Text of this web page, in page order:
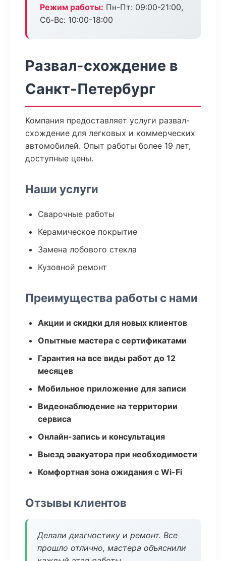
Режим работы: Пн-Пт: 09:00-21:00,
Сб-Вс: 10:00-18:00
Развал-схождение в
Санкт-Петербург
Компания предоставляет услуги развал-
схождение для легковых и коммерческих
автомобилей. Опыт работы более 19 лет,
доступные цены.
Наши услуги
Сварочные работы
Керамическое покрытие
Замена лобового стекла
Кузовной ремонт
Преимущества работы с нами
Акции и скидки для новых клиентов
Опытные мастера с сертификатами
Гарантия на все виды работ до 12
месяцев
Мобильное приложение для записи
Видеонаблюдение на территории
сервиса
Онлайн-запись и консультация
Выезд эвакуатора при необходимости
Комфортная зона ожидания с Wi-Fi
Отзывы клиентов
Делали диагностику и ремонт. Все
прошло отлично, мастера объяснили